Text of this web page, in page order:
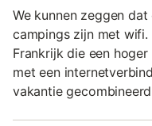
We kunnen zeggen
campings zijn met wifi.
Frankrijk die een
met een
vakantie